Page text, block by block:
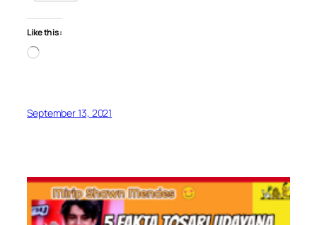
Like this:
Loading…
September 13, 2021